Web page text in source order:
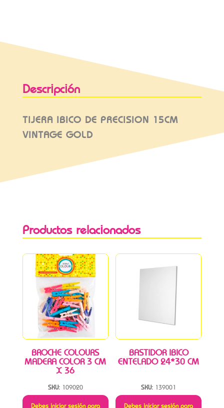
Descripción
TIJERA IBICO DE PRECISION 15CM
VINTAGE GOLD
Productos relacionados
BROCHE COLOURS
MADERA COLOR 3 CM
X 36
SKU: 109020
Debes iniciar sesión para
BASTIDOR IBICO
ENTELADO 24*30 CM
SKU: 139001
Debes iniciar sesión para